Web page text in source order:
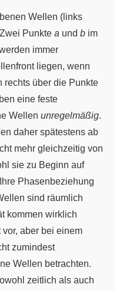
Wellen (links
Punkte a und b im
immer
liegen, wenn
rechts über die Punkte
eine feste
Wellen unregelmäßig.
daher spätestens ab
mehr gleichzeitig von
sie zu Beginn auf
Phasenbeziehung
sind räumlich
kommen wirklich
aber bei einem
zumindest
Wellen betrachten.
zeitlich als auch